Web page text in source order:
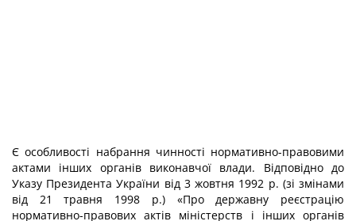
Є особливості набрання чинності нормативно-правовими
актами інших органів виконавчої влади. Відповідно до
Указу Президента України від 3 жовтня 1992 р. (зі змінами
від 21 травня 1998 р.) «Про державну реєстрацію
нормативно-правових актів міністерств і інших органів